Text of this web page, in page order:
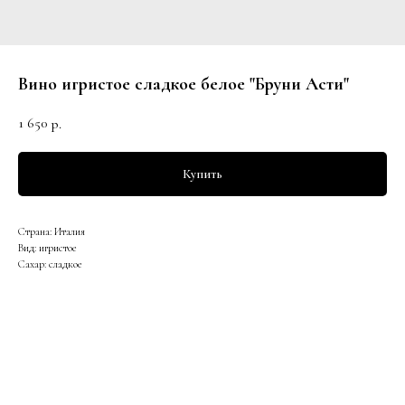
Вино игристое сладкое белое "Бруни Асти"
1 650 р.
Купить
Страна: Италия
Вид: игристое
Сахар: сладкое